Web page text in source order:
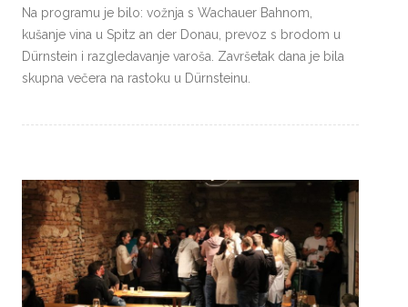
Na programu je bilo: vožnja s Wachauer Bahnom,
kušanje vina u Spitz an der Donau, prevoz s brodom u
Dürnstein i razgledavanje varoša. Završetak dana je bila
skupna večera na rastoku u Dürnsteinu.